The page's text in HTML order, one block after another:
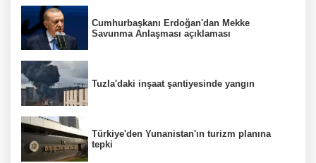
Cumhurbaşkanı Erdoğan'dan Mekke
Savunma Anlaşması açıklaması
Tuzla'daki inşaat şantiyesinde yangın
Türkiye'den Yunanistan'ın turizm planına
tepki